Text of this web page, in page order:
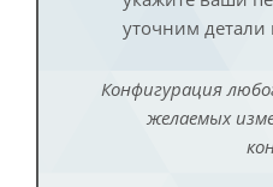
уточним детали
Конфигурация
желаемых